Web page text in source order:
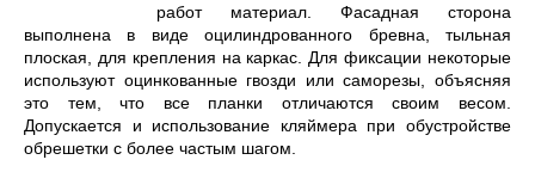
работ материал. Фасадная сторона
выполнена в виде оцилиндрованного бревна, тыльная
плоская, для крепления на каркас. Для фиксации некоторые
используют оцинкованные гвозди или саморезы, объясняя
это тем, что все планки отличаются своим весом.
Допускается и использование кляймера при обустройстве
обрешетки с более частым шагом.